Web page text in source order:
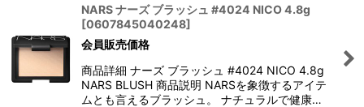
NARS ナーズ ブラッシュ #4024 NICO 4.8g
[0607845040248]
会員販売価格
商品詳細 ナーズ ブラッシュ #4024 NICO 4.8g
NARS BLUSH 商品説明 NARSを象徴するアイテ
ムとも言えるブラッシュ。 ナチュラルで健康…